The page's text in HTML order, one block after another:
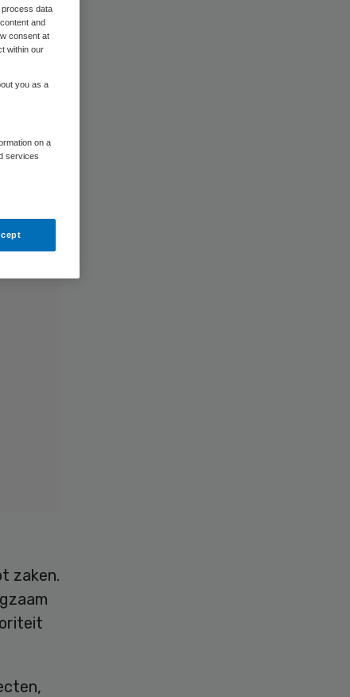
zaken.
process data
and
consent at
within our
you as a
on a
services